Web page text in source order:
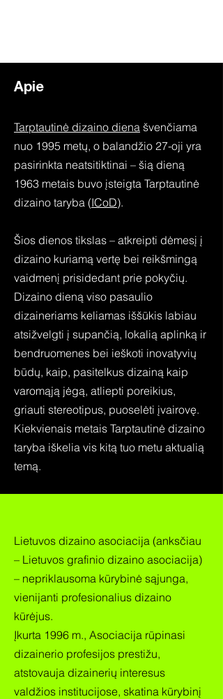
Apie
Tarptautinė dizaino diena švenčiama
nuo 1995 metų, o balandžio 27-oji yra
pasirinkta neatsitiktinai – šią dieną
1963 metais buvo įsteigta Tarptautinė
dizaino taryba (ICoD).
Šios dienos tikslas – atkreipti dėmesį į
dizaino kuriamą vertę bei reikšmingą
vaidmenį prisidedant prie pokyčių.
Dizaino dieną viso pasaulio
dizaineriams keliamas iššūkis labiau
atsižvelgti į supančią, lokalią aplinką ir
bendruomenes bei ieškoti inovatyvių
būdų, kaip, pasitelkus dizainą kaip
varomąją jėgą, atliepti poreikius,
griauti stereotipus, puoselėti įvairovę.
Kiekvienais metais Tarptautinė dizaino
taryba iškelia vis kitą tuo metu aktualią
temą.
Lietuvos dizaino asociacija (anksčiau
– Lietuvos grafinio dizaino asociacija)
– nepriklausoma kūrybinė sąjunga,
vienijanti profesionalius dizaino
kūrėjus.
Įkurta 1996 m., Asociacija rūpinasi
dizainerio profesijos prestižu,
atstovauja dizainerių interesus
valdžios institucijose, skatina kūrybinį